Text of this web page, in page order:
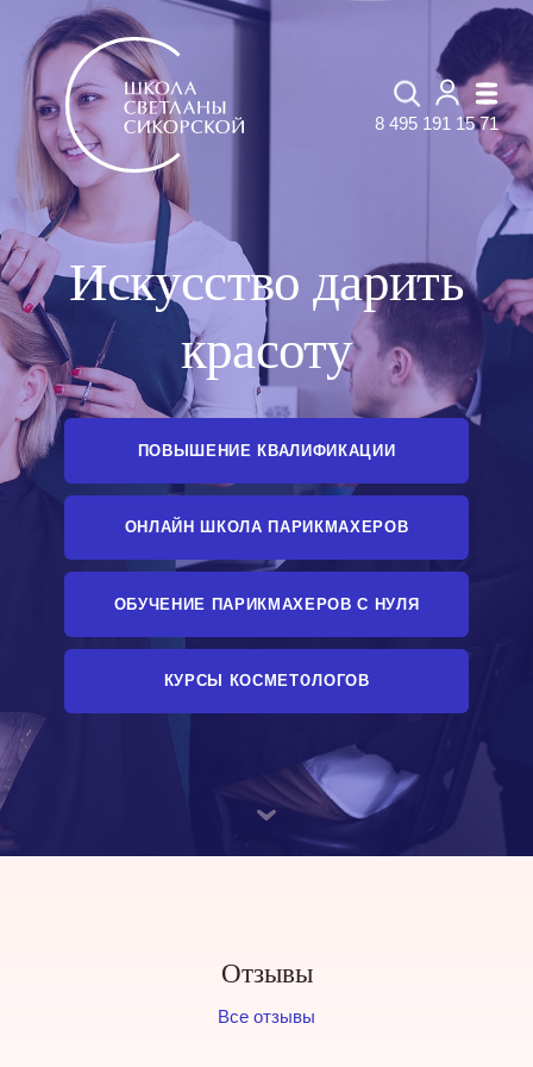
8 495 191 15 71
Искусство дарить
красоту
ПОВЫШЕНИЕ КВАЛИФИКАЦИИ
ОНЛАЙН ШКОЛА ПАРИКМАХЕРОВ
ОБУЧЕНИЕ ПАРИКМАХЕРОВ С НУЛЯ
КУРСЫ КОСМЕТОЛОГОВ
Отзывы
Все отзывы